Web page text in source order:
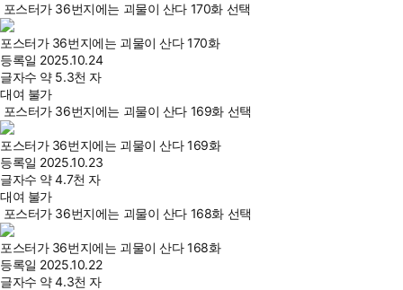
포스터가 36번지에는 괴물이 산다 170화 선택
포스터가 36번지에는 괴물이 산다 170화
등록일 2025.10.24
글자수 약 5.3천 자
대여 불가
포스터가 36번지에는 괴물이 산다 169화 선택
포스터가 36번지에는 괴물이 산다 169화
등록일 2025.10.23
글자수 약 4.7천 자
대여 불가
포스터가 36번지에는 괴물이 산다 168화 선택
포스터가 36번지에는 괴물이 산다 168화
등록일 2025.10.22
글자수 약 4.3천 자